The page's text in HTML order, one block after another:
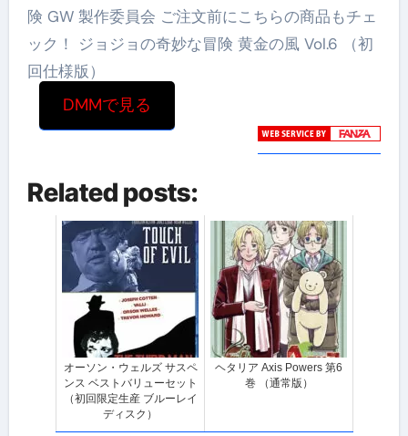
険 GW 製作委員会 ご注文前にこちらの商品もチェ
ック！ ジョジョの奇妙な冒険 黄金の風 Vol.6 （初
回仕様版）
DMMで見る
Related posts:
オーソン・ウェルズ サスペ
ンス ベストバリューセット
（初回限定生産 ブルーレイ
ディスク）
ヘタリア Axis Powers 第6
巻 （通常版）